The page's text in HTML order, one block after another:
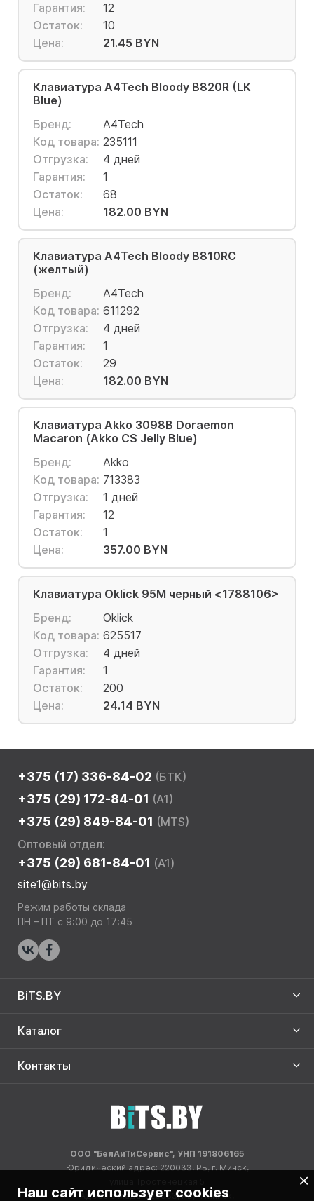
Гарантия:
12
Остаток:
10
Цена:
21.45 BYN
Клавиатура A4Tech Bloody B820R (LK
Blue)
Бренд:
A4Tech
Код товара: 235111
Отгрузка:
4 дней
Гарантия:
1
Остаток:
68
Цена:
182.00 BYN
Клавиатура A4Tech Bloody B810RC
(желтый)
Бренд:
A4Tech
Код товара: 611292
Отгрузка:
4 дней
Гарантия:
1
Остаток:
29
Цена:
182.00 BYN
Клавиатура Akko 3098B Doraemon
Macaron (Akko CS Jelly Blue)
Бренд:
Akko
Код товара: 713383
Отгрузка:
1 дней
Гарантия:
12
Остаток:
1
Цена:
357.00 BYN
Клавиатура Oklick 95M черный <1788106>
Бренд:
Oklick
Код товара: 625517
Отгрузка:
4 дней
Гарантия:
1
Остаток:
200
Цена:
24.14 BYN
+375 (17) 336-84-02 (БТК)
+375 (29) 172-84-01 (A1)
+375 (29) 849-84-01 (MTS)
Оптовый отдел:
+375 (29) 681-84-01 (A1)
site1@bits.by
Режим работы склада
ПН – ПТ с 9:00 до 17:45
BiTS.BY
Каталог
Контакты
ООО "БелАйТиСервис", УНП 191806165
Юридический адрес: 220033, РБ, г. Минск,
Адрес склада: 220033, РБ, г. Минск,
Наш сайт использует cookies